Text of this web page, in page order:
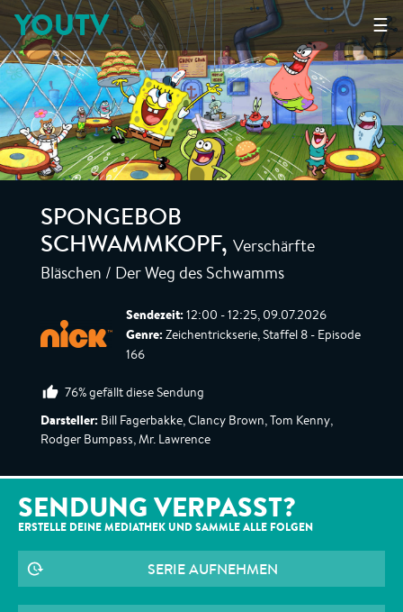
☰
YOUTV
SPONGEBOB
SCHWAMMKOPF, Verschärfte
Bläschen / Der Weg des Schwamms
Sendezeit: 12:00 - 12:25, 09.07.2026
Genre: Zeichentrickserie, Staffel 8 - Episode
166
76% gefällt diese Sendung
Darsteller: Bill Fagerbakke, Clancy Brown, Tom Kenny,
Rodger Bumpass, Mr. Lawrence
SENDUNG VERPASST?
ERSTELLE DEINE MEDIATHEK UND SAMMLE ALLE FOLGEN
SERIE AUFNEHMEN